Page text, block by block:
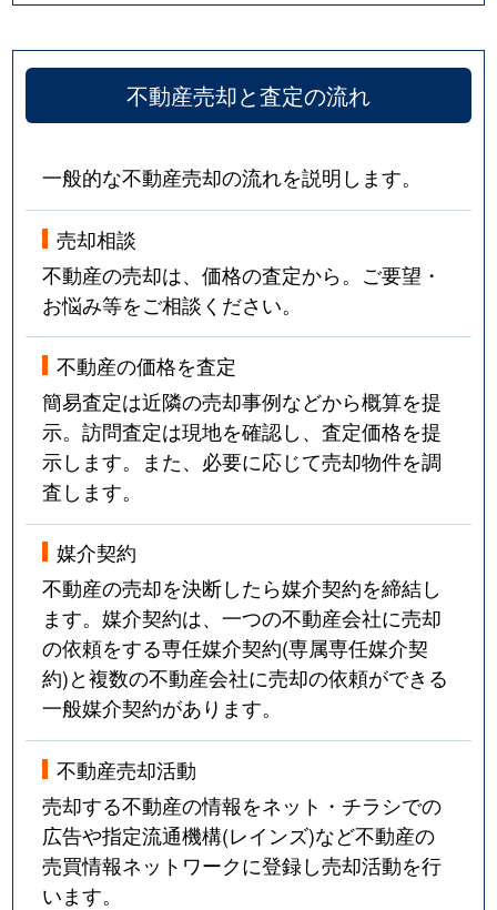
不動産売却と査定の流れ
一般的な不動産売却の流れを説明します。
売却相談
不動産の売却は、価格の査定から。ご要望・
お悩み等をご相談ください。
不動産の価格を査定
簡易査定は近隣の売却事例などから概算を提
示。訪問査定は現地を確認し、査定価格を提
示します。また、必要に応じて売却物件を調
査します。
媒介契約
不動産の売却を決断したら媒介契約を締結し
ます。媒介契約は、一つの不動産会社に売却
の依頼をする専任媒介契約(専属専任媒介契
約)と複数の不動産会社に売却の依頼ができる
一般媒介契約があります。
不動産売却活動
売却する不動産の情報をネット・チラシでの
広告や指定流通機構(レインズ)など不動産の
売買情報ネットワークに登録し売却活動を行
います。